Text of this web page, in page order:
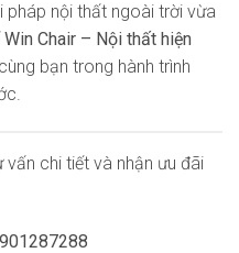
pháp nội thất ngoài trời vừa
Win Chair – Nội thất hiện
bạn trong hành trình
chi tiết và nhận ưu đãi